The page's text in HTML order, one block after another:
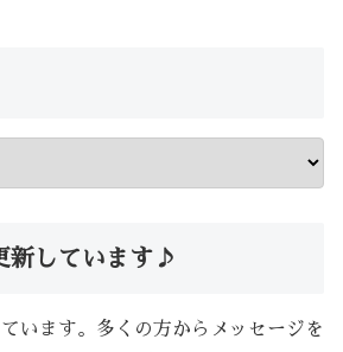
新しています♪
います。多くの方からメッセージを